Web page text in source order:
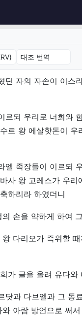
한글
던 자의 자손이 이스
르되 우리로 너희와
르 왕 에살핫돈이
엘 족장들이 이르되
사 왕 고레스가 우리
하리라 하였더니
손을 약하게 하여
다리오가 즉위할
가 글을 올려 유다
닷과 다브엘과 그 동
아람 방언으로 써